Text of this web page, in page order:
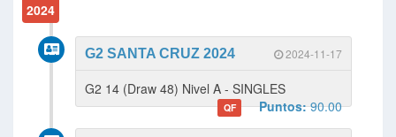
2024
2024-11-17
G2 SANTA CRUZ 2024
G2 14 (Draw 48) Nivel A - SINGLES
QF Puntos:90.00